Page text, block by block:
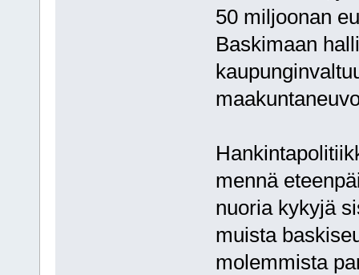
50 miljoonan
Baskimaan
mennä
nuoria kykyjä
muista
molemmista